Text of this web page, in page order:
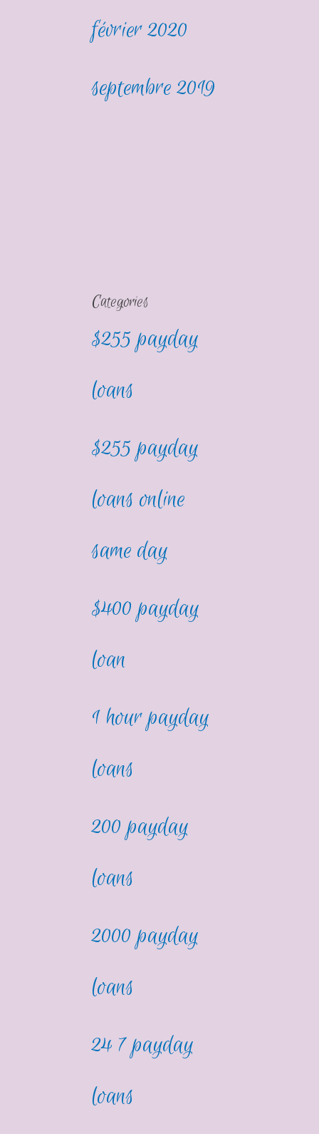
février 2020
septembre 2019
Categories
$255 payday
loans
$255 payday
loans online
same day
$400 payday
loan
1 hour payday
loans
200 payday
loans
2000 payday
loans
24 7 payday
loans